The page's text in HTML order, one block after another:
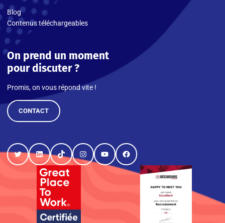
Blog
Contenus téléchargeables
On prend un moment
pour discuter ?
Promis, on vous répond vite !
CONTACT
TwitterLinkedInTikTokInstagram
YouTubeFacebook